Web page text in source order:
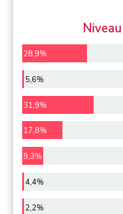
28,9%
5,6%
31,9%
17,8%
9,3%
4,4%
2,2%